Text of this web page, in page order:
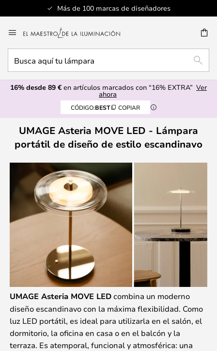
Más de 100 marcas de diseñadores
al
contenido
aquí
tu
lámpara
16% desde 89 € en artículos marcados con “16% EXTRA” Ver
ahora
CÓDIGO:BEST COPIAR
UMAGE Asteria MOVE LED - Lámpara
portátil de diseño de estilo escandinavo
UMAGE Asteria MOVE LEDcombina un moderno
diseño escandinavo con la máxima flexibilidad. Como
luz LED portátil, es ideal para utilizarla en el salón, el
dormitorio, la oficina en casa o en el balcón y la
terraza. Es atemporal, funcional y atmosférica: una